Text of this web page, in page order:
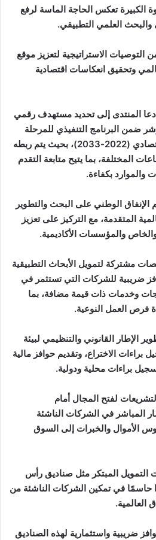
الكبيرة تعكس الحاجة الماسة لرفع
والبحث العلمي التطبيقي.
الاستراتيجية لتعزيز موقع
وتحقيق انعكاسات اقتصادية
المنتدى إلى تحديد مستهدف رقمي
ضمن البرنامج التنفيذي للمرحلة
الثانية من رؤية التحديث الاقتصادي (2022-2033)، بحيث يتم ربطه
المختلفة، بما يتيح متابعة التقدم
والموارد بكفاءة.
الوطني على البحث والتطوير
المتقدمة، مع التركيز على تعزيز
والمؤسسات الأكاديمية.
مشتركة لتمويل الأبحاث التطبيقية
ضريبية للشركات التي تستثمر في
وخدمات ذات قيمة مضافة، بما
فرص العمل النوعية.
الإطار القانوني والتنظيمي لبيئة
براءات الاختراع، وتقديم حوافز مالية
براءات محلية ودولية.
لفتح المجال أمام
المباشر في الشركات الناشئة
الأموال والخبرات إلى السوق
التمويل المبتكر مثل صناديق رأس
حاسمًا في تمكين الشركات الناشئة من
العالمية.
ضريبية واستثمارية لهذه الصناديق